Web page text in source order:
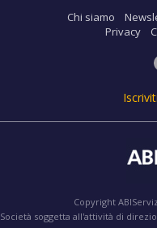
Chi siamo
Privacy
Copyright
Società soggetta all'attività di